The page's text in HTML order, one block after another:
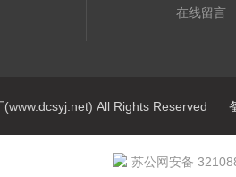
在线留言
(www.dcsyj.net) All Rights Reserved
苏公网安备